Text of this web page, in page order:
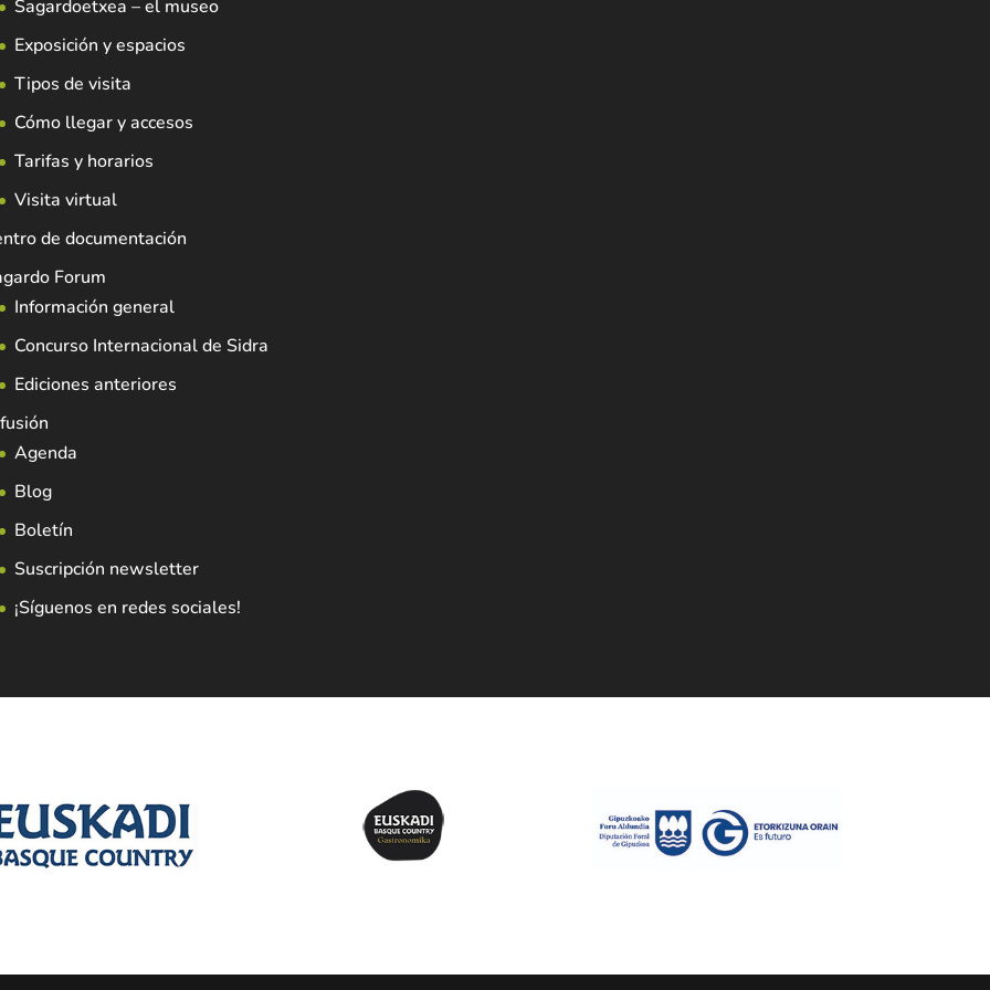
Sagardoetxea – el museo
Exposición y espacios
Tipos de visita
Cómo llegar y accesos
Tarifas y horarios
Visita virtual
de documentación
Forum
Información general
Concurso Internacional de Sidra
Ediciones anteriores
Agenda
Blog
Boletín
Suscripción newsletter
¡Síguenos en redes sociales!